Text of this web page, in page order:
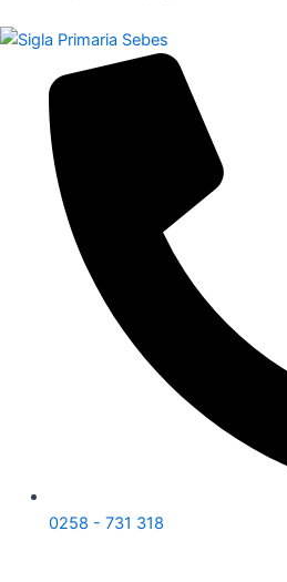
0258 - 731 318